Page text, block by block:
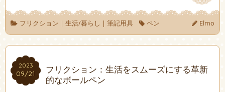
フリクション | 生活/暮らし | 筆記用具 ペン Elmo
2023
09/21
2023
09/21
フリクション：生活をスムーズにする革新
的なボールペン